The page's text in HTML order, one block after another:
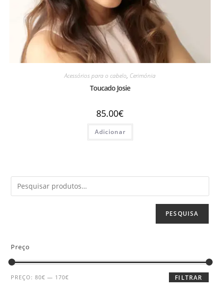
Acessórios para o cabelo, Cerimónia
Toucado Josie
85.00€
Adicionar
PESQUISA
Preço
FILTRAR
PREÇO:80€ — 170€